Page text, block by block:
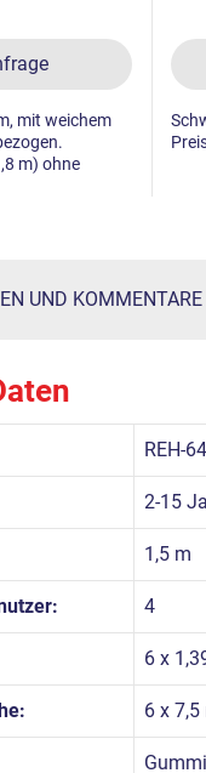
mit weichem
m) ohne
UND
REH-
2-15
1,5 m
4
6 x
6 x 7,5